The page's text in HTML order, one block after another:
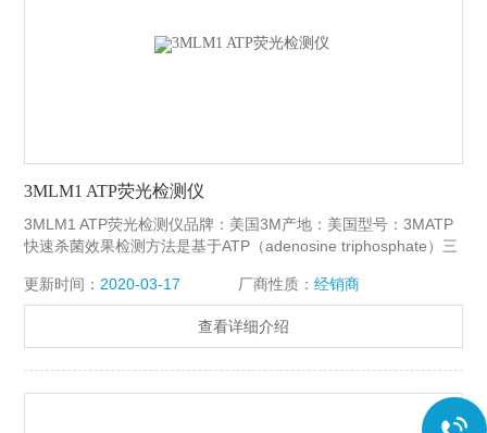
3MLM1 ATP荧光检测仪
3MLM1 ATP荧光检测仪品牌：美国3M产地：美国型号：3MATP
快速杀菌效果检测方法是基于ATP（adenosine triphosphate）三
等活细胞中均含有的能量单位. 所有活的微生物富含ATP. 故检测
ATP, 可反映所有微生物的多少。
更新时间： 2020-03-17 厂商性质： 经销商
查看详细介绍